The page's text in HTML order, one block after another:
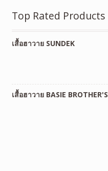
Top Rated Products
เสื้อฮาวาย SUNDEK
เสื้อฮาวาย BASIE BROTHER'S